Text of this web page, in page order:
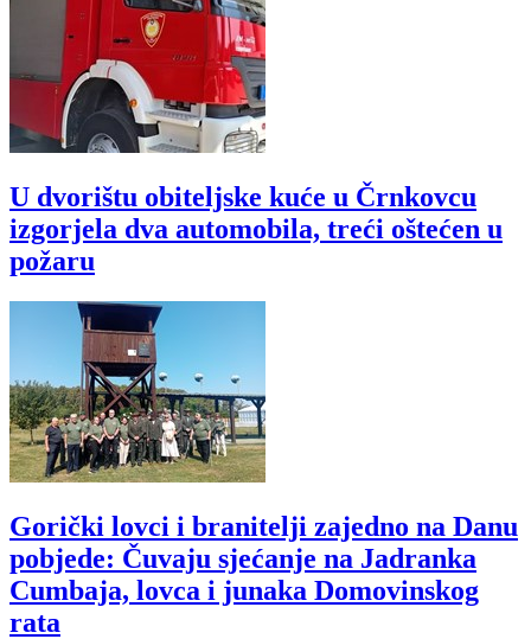
U dvorištu obiteljske kuće u Črnkovcu
izgorjela dva automobila, treći oštećen u
požaru
Gorički lovci i branitelji zajedno na Danu
pobjede: Čuvaju sjećanje na Jadranka
Cumbaja, lovca i junaka Domovinskog
rata